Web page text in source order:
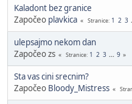
Kaladont bez granice
Započeo plavkica Stranice 1 2 3
ulepsajmo nekom dan
Započeo zs
Stranice 1 2 3 ... 9
Sta vas cini srecnim?
Započeo Bloody_Mistress